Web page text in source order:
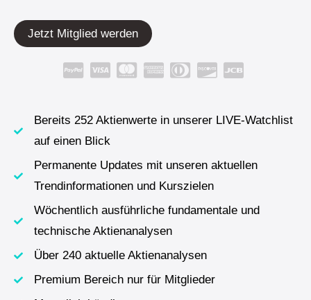
Jetzt Mitglied werden
Bereits 252 Aktienwerte in unserer LIVE-Watchlist
auf einen Blick
Permanente Updates mit unseren aktuellen
Trendinformationen und Kurszielen
Wöchentlich ausführliche fundamentale und
technische Aktienanalysen
Über 240 aktuelle Aktienanalysen
Premium Bereich nur für Mitglieder